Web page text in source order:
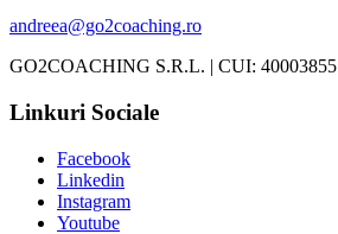
andreea@go2coaching.ro
GO2COACHING S.R.L. | CUI: 40003855
Linkuri Sociale
Facebook
Linkedin
Instagram
Youtube